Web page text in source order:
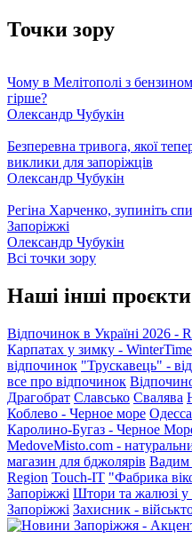
Точки зору
Чому в Мелітополі з
гірше?
Олександр Чубукін
Безперевна тривога, якої
виклики для запоріжців
Олександр Чубукін
Регіна Харченко, зупиніть
Запоріжжі
Олександр Чубукін
Всі точки зору
Наші інші проєкти
Відпочинок в Україні 2026 -
Карпатах у зимку - WinterTime
відпочинок "Трускавець" -
все про відпочинок
Драгобрат Славсько Свалява
Коблево - Черное море
Каролино-Бугаз - Черное
MedoveMisto.com -
магазин для бджолярів Вадим
Region Touch-IT "Фабрика
Запоріжжі Штори та жалюзі у
Запоріжжі Захисник -